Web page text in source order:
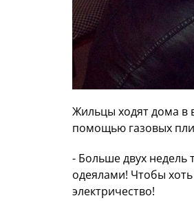
Жильцы ходят дома в
помощью газовых
- Больше двух недель
одеялами! Чтобы
электричество!